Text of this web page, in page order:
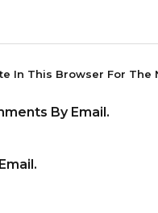
In This Browser For The
By Email.